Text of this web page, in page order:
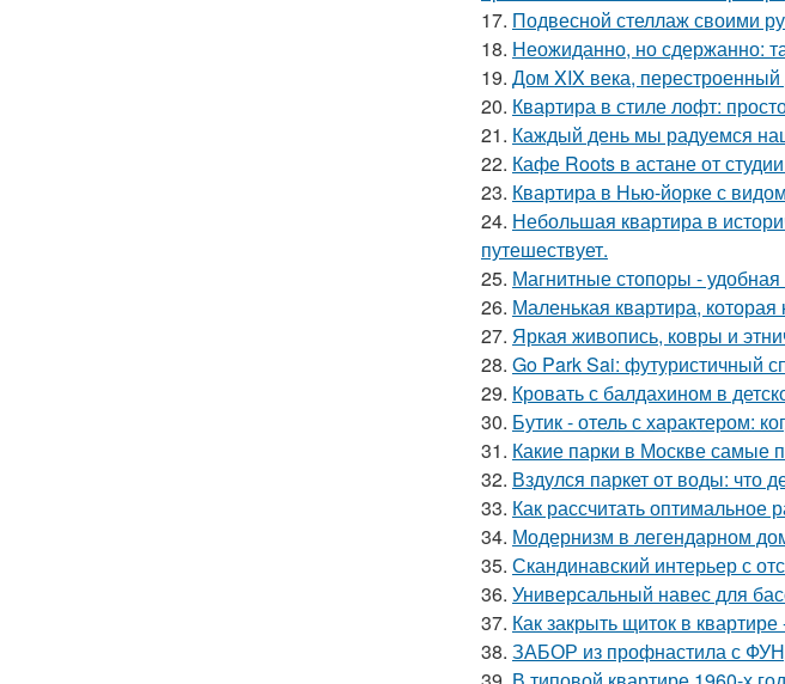
17. Подвесной стеллаж своими
18. Неожиданно, но сдержанно:
19. Дом XIX века,
20. Квартира в стиле лофт:
21. Каждый день мы радуемся
22. Кафе Roots в астане от
23. Квартира в Нью-йорке с
24. Небольшая квартира в
путешествует.
25. Магнитные стопоры - удобная
26. Маленькая квартира, которая
27. Яркая живопись, ковры и
28. Go Park Sai: футуристичный
29. Кровать с балдахином в
30. Бутик - отель с характером:
31. Какие парки в Москве самые
32. Вздулся паркет от воды: что
33. Как рассчитать оптимальное
34. Модернизм в легендарном
35. Скандинавский интерьер с
36. Универсальный навес для
37. Как закрыть щиток в
38. ЗАБОР из профнастила с